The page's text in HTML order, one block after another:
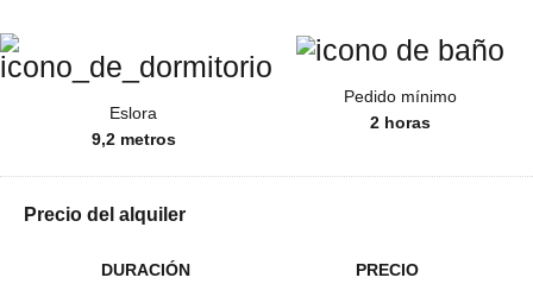
Eslora
9,2 metros
Pedido mínimo
2 horas
Precio del alquiler
DURACIÓN PRECIO